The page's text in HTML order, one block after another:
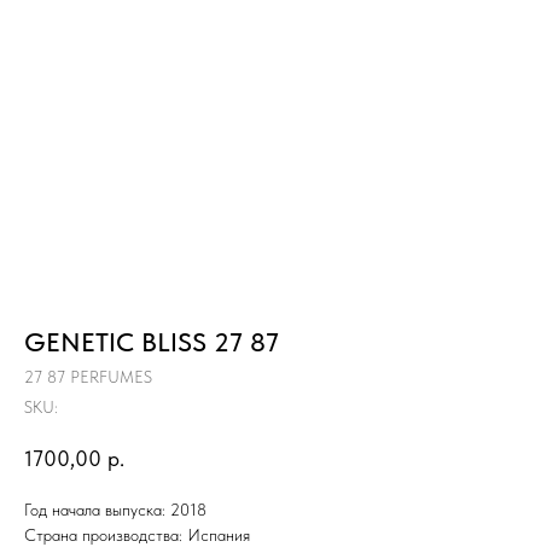
GENETIC BLISS 27 87
27 87 PERFUMES
SKU:
1700,00 р.
Год начала выпуска: 2018
Страна производства: Испания